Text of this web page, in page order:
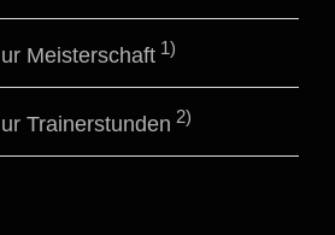
Meisterschaft1)
Trainerstunden 2)